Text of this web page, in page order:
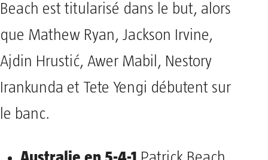
Beach est titularisé dans le but, alors
que Mathew Ryan, Jackson Irvine,
Ajdin Hrustić, Awer Mabil, Nestory
Irankunda et Tete Yengi débutent sur
le banc.